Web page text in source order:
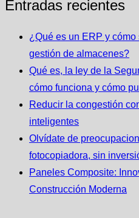
Entradas recientes
¿Qué es un ERP y
gestión de almacenes?
Qué es, la ley de la
cómo funciona y cómo
Reducir la congestión
inteligentes
Olvídate de
fotocopiadora, sin
Paneles Composite:
Construcción Moderna